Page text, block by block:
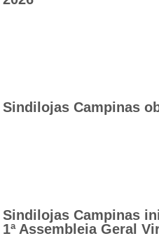
Sindilojas Campinas
Sindilojas Campinas
1ª Assembleia Geral